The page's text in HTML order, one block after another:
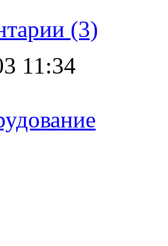
(3)
11:34